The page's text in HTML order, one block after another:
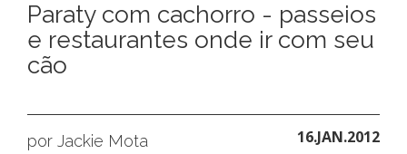
Paraty com cachorro - passeios
e restaurantes onde ir com seu
cão
por Jackie Mota 16.JAN.2012